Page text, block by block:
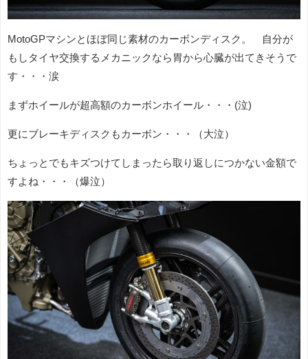
MotoGPマシンとほぼ同じ素材のカーボンディスク。 自分が
もしタイヤ交換するメカニックなら胃から心臓が出てきそうで
す・・・涙
まずホイールが超高額のカーボンホイール・・・(泣)
更にブレーキディスクもカーボン・・・（大泣）
ちょっとでもキズつけてしまったら取り返しにつかない金額で
すよね・・・（爆泣）